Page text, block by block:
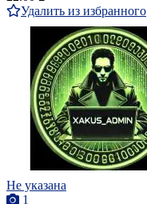
Удалить из избранного
Не указана
1